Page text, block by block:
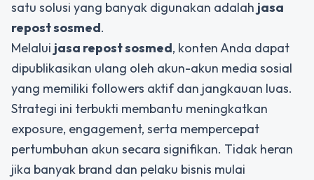
satu solusi yang banyak digunakan adalah jasa
repost sosmed.
Melalui jasa repost sosmed, konten Anda dapat
dipublikasikan ulang oleh akun-akun media sosial
yang memiliki followers aktif dan jangkauan luas.
Strategi ini terbukti membantu meningkatkan
exposure, engagement, serta mempercepat
pertumbuhan akun secara signifikan. Tidak heran
jika banyak brand dan pelaku bisnis mulai